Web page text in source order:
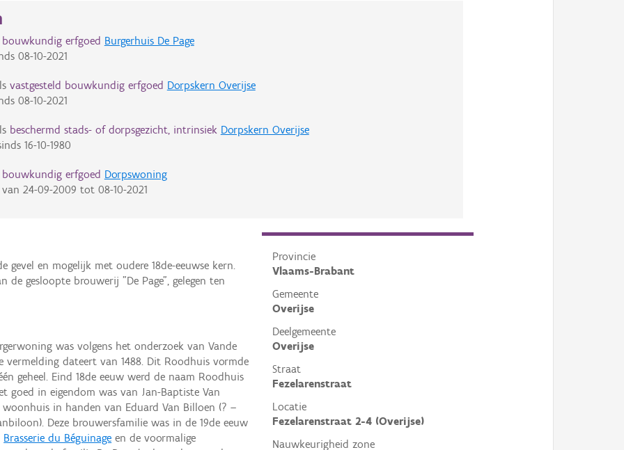
bouwkundig erfgoed Burgerhuis De Page
08-10-2021
vastgesteld bouwkundig erfgoed Dorpskern Overijse
08-10-2021
beschermd stads- of dorpsgezicht, intrinsiek Dorpskern Overijse
16-10-1980
bouwkundig erfgoed Dorpswoning
24-09-2009 tot 08-10-2021
Provincie
Vlaams-Brabant
Gemeente
Overijse
Deelgemeente
Overijse
Straat
Fezelarenstraat
Locatie
Fezelarenstraat 2-4 (Overijse)
Nauwkeurigheid zone
gevel en mogelijk met oudere 18de-eeuwse kern.
de gesloopte brouwerij "De Page", gelegen ten
was volgens het onderzoek van Vande
vermelding dateert van 1488. Dit Roodhuis vormde
geheel. Eind 18de eeuw werd de naam Roodhuis
goed in eigendom was van Jan-Baptiste Van
woonhuis in handen van Eduard Van Billoen (? –
Deze brouwersfamilie was in de 19de eeuw
Brasserie du Béguinage en de voormalige